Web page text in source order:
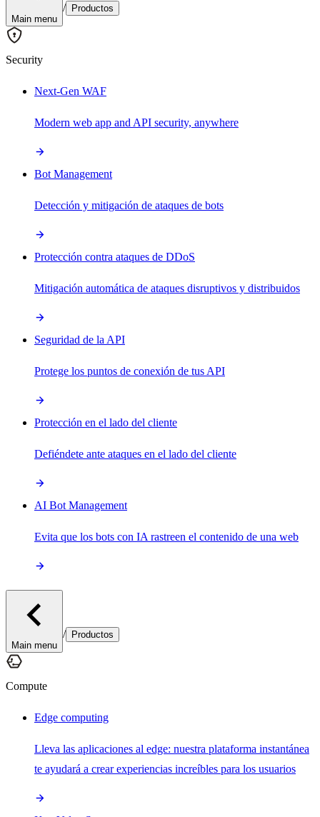
Main menu
/ Productos
Security
Next-Gen WAF
Modern web app and API security, anywhere
Bot Management
Detección y mitigación de ataques de bots
Protección contra ataques de DDoS
Mitigación automática de ataques disruptivos y distribuidos
Seguridad de la API
Protege los puntos de conexión de tus API
Protección en el lado del cliente
Defiéndete ante ataques en el lado del cliente
AI Bot Management
Evita que los bots con IA rastreen el contenido de una web
Main menu
/ Productos
Compute
Edge computing
Lleva las aplicaciones al edge: nuestra plataforma instantánea
te ayudará a crear experiencias increíbles para los usuarios